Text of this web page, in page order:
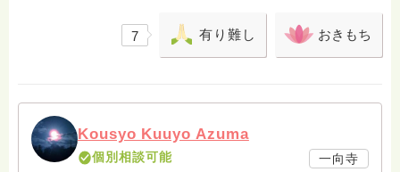
7 有り難し おきもち
Kousyo Kuuyo Azuma
個別相談可能
一向寺